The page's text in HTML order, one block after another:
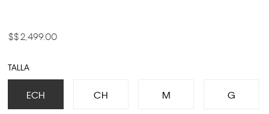
$ 2,499.00
TALLA
ECH CH M G